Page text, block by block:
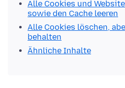
Alle Cookies und
sowie den Cache leeren
Alle Cookies löschen,
behalten
Ähnliche Inhalte